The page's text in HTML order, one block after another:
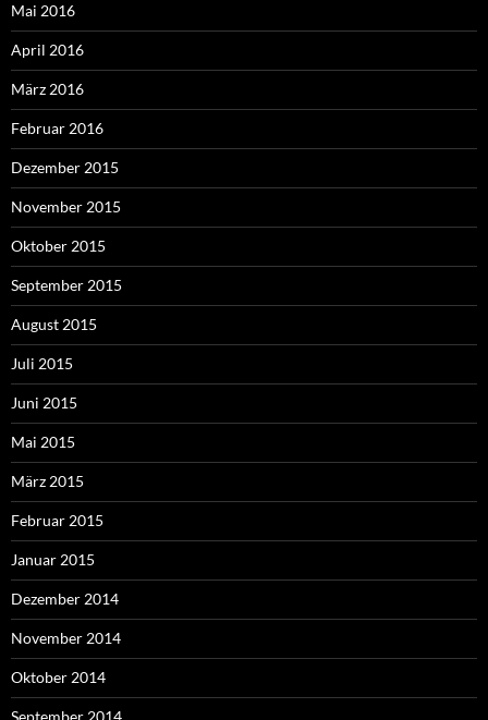
Mai 2016
April 2016
März 2016
Februar 2016
Dezember 2015
November 2015
Oktober 2015
September 2015
August 2015
Juli 2015
Juni 2015
Mai 2015
März 2015
Februar 2015
Januar 2015
Dezember 2014
November 2014
Oktober 2014